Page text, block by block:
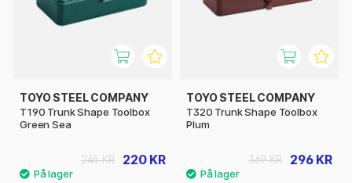
TOYO STEEL COMPANY
T190 Trunk Shape Toolbox
Green Sea
220 KR
245 KR
TOYO STEEL COMPANY
T320 Trunk Shape Toolbox
Plum
296 KR
369 KR